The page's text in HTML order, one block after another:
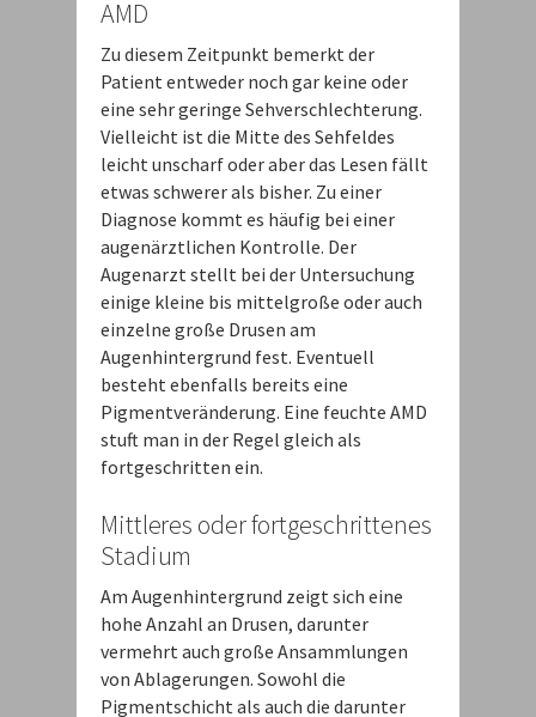
AMD
Zu diesem Zeitpunkt bemerkt der
Patient entweder noch gar keine oder
eine sehr geringe Sehverschlechterung.
Vielleicht ist die Mitte des Sehfeldes
leicht unscharf oder aber das Lesen fällt
etwas schwerer als bisher. Zu einer
Diagnose kommt es häufig bei einer
augenärztlichen Kontrolle. Der
Augenarzt stellt bei der Untersuchung
einige kleine bis mittelgroße oder auch
einzelne große Drusen am
Augenhintergrund fest. Eventuell
besteht ebenfalls bereits eine
Pigmentveränderung. Eine feuchte AMD
stuft man in der Regel gleich als
fortgeschritten ein.
Mittleres oder fortgeschrittenes
Stadium
Am Augenhintergrund zeigt sich eine
hohe Anzahl an Drusen, darunter
vermehrt auch große Ansammlungen
von Ablagerungen. Sowohl die
Pigmentschicht als auch die darunter